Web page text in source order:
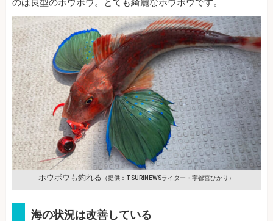
のは良型のホウボウ。とても綺麗なホウボウです。
ホウボウも釣れる （提供：TSURINEWSライター・宇都宮ひかり）
海の状況は改善している